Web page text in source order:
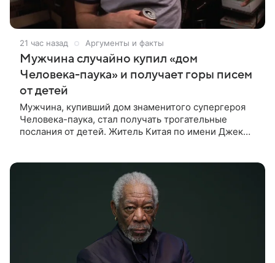
21 час назад Аргументы и факты
Мужчина случайно купил «дом
Человека-паука» и получает горы писем
от детей
Мужчина, купивший дом знаменитого супергероя
Человека-паука, стал получать трогательные
послания от детей. Житель Китая по имени Джек